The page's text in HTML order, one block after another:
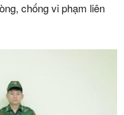
chống vi phạm liên